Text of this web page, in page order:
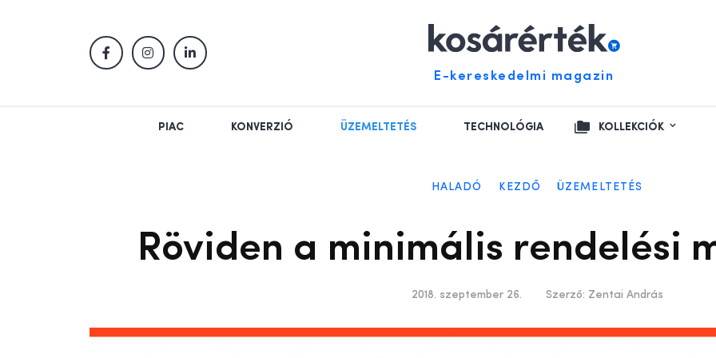
E-kereskedelmi magazin
PIAC KONVERZIÓ ÜZEMELTETÉS TECHNOLÓGIA KOLLEKCIÓK
HALADÓ KEZDŐ ÜZEMELTETÉS
Röviden a minimális rendelési
2018. szeptember 26. Szerző: Zentai András